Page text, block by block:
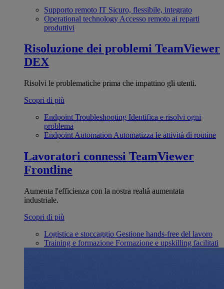
Supporto remoto IT Sicuro, flessibile, integrato
Operational technology Accesso remoto ai reparti
produttivi
Risoluzione dei problemi TeamViewer
DEX
Risolvi le problematiche prima che impattino gli utenti.
Scopri di più
Endpoint Troubleshooting Identifica e risolvi ogni
problema
Endpoint Automation Automatizza le attività di routine
Lavoratori connessi TeamViewer
Frontline
Aumenta l'efficienza con la nostra realtà aumentata
industriale.
Scopri di più
Logistica e stoccaggio Gestione hands-free del lavoro
Training e formazione Formazione e upskilling facilitati